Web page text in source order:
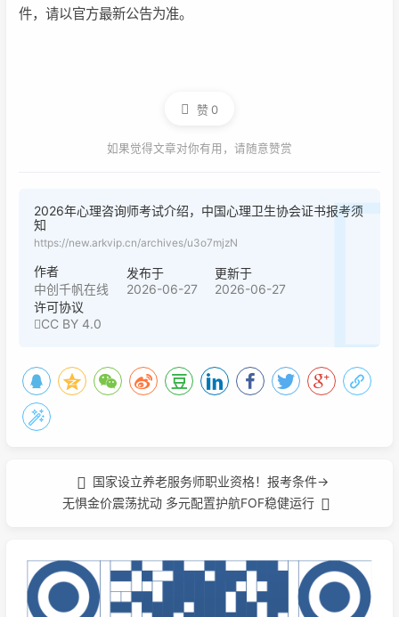
件，请以官方最新公告为准。
赞0
如果觉得文章对你有用，请随意赞赏
2026年心理咨询师考试介绍，中国心理卫生协会证书报考须
知
https://new.arkvip.cn/archives/u3o7mjzN
作者
中创千帆在线
发布于
2026-06-27
更新于
2026-06-27
许可协议
CC BY 4.0
国家设立养老服务师职业资格！报考条件→
无惧金价震荡扰动 多元配置护航FOF稳健运行